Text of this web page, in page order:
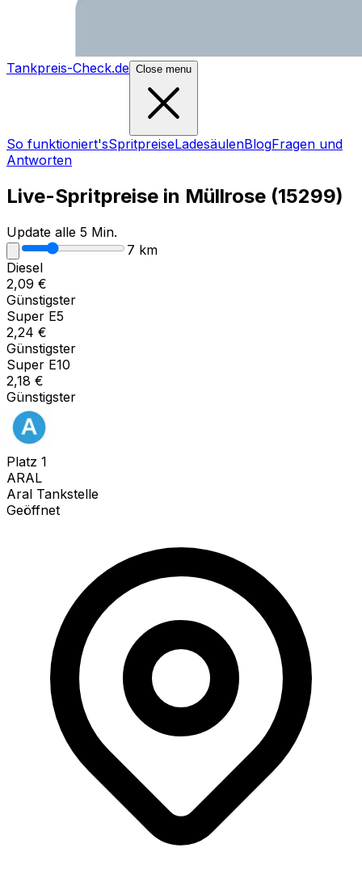
Tankpreis-Check.de Close menu
So funktioniert'sSpritpreiseLadesäulenBlogFragen und
Antworten
Live-Spritpreise in Müllrose (15299)
Update alle 5 Min.
7 km
Diesel
2,09 €
Günstigster
Super E5
2,24 €
Günstigster
Super E10
2,18 €
Günstigster
Platz 1
ARAL
Aral Tankstelle
Geöffnet